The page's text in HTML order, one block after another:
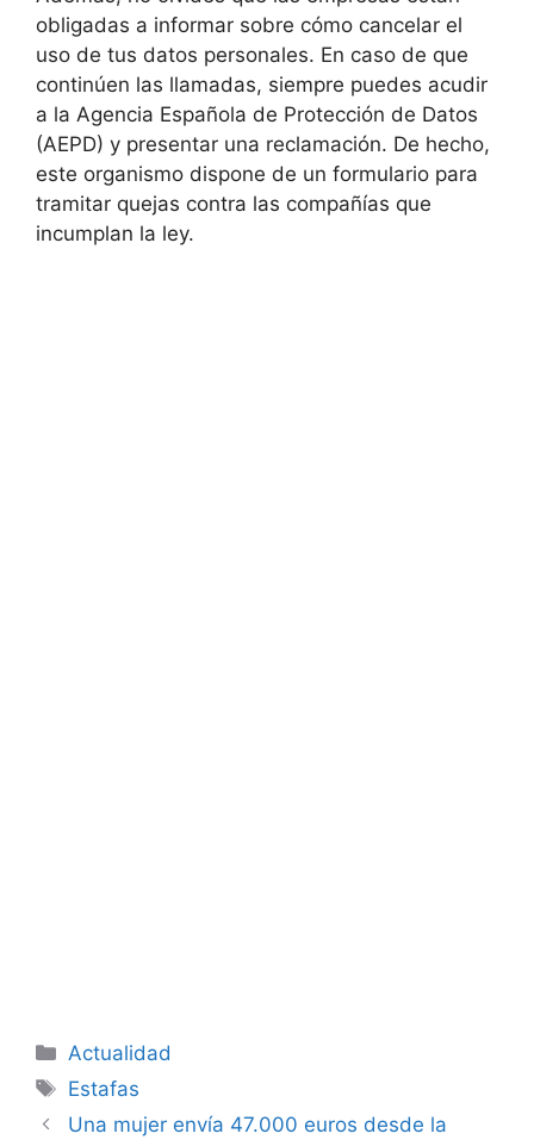
obligadas a informar sobre cómo cancelar el
uso de tus datos personales. En caso de que
continúen las llamadas, siempre puedes acudir
a la Agencia Española de Protección de Datos
(AEPD) y presentar una reclamación. De hecho,
este organismo dispone de un formulario para
tramitar quejas contra las compañías que
incumplan la ley.
Categorías
Actualidad
Etiquetas
Estafas
Una mujer envía 47.000 euros desde la